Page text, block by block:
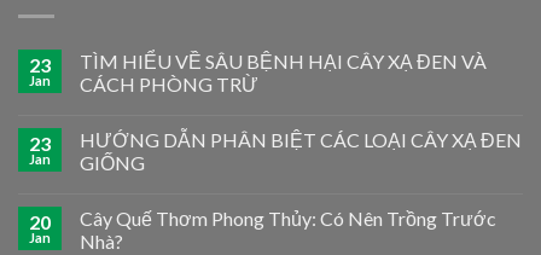
23
Jan
TÌM HIỂU VỀ SÂU BỆNH HẠI CÂY XẠ ĐEN VÀ
CÁCH PHÒNG TRỪ
23
Jan
HƯỚNG DẪN PHÂN BIỆT CÁC LOẠI CÂY XẠ ĐEN
GIỐNG
20
Jan
Cây Quế Thơm Phong Thủy: Có Nên Trồng Trước
Nhà?